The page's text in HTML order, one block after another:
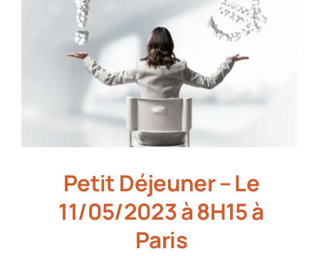
Contact
Petit Déjeuner – Le
11/05/2023 à 8H15 à
Paris